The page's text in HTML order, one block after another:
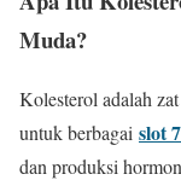
Muda?
Kolesterol adalah
untuk berbagai slot
dan produksi